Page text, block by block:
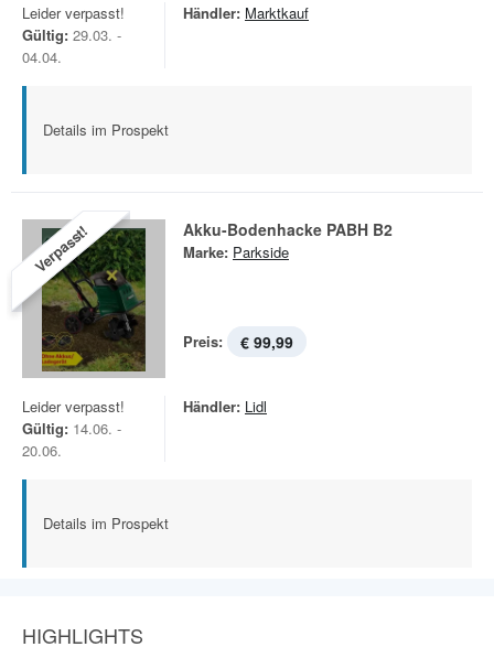
Leider verpasst!
Gültig: 29.03. -
04.04.
Händler: Marktkauf
Details im Prospekt
Verpasst! Akku-Bodenhacke PABH B2
Marke: Parkside
Preis: € 99,99
Leider verpasst!
Gültig: 14.06. -
20.06.
Händler: Lidl
Details im Prospekt
HIGHLIGHTS